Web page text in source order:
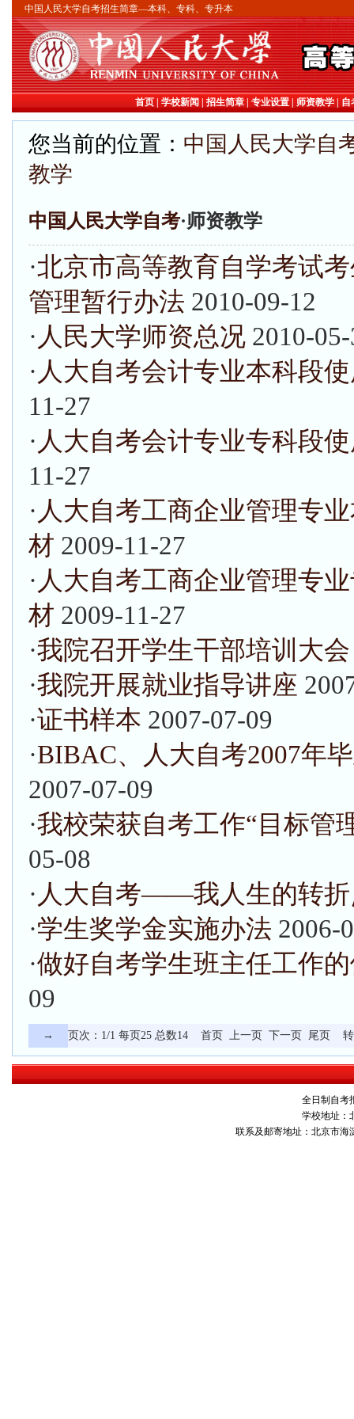
中国人民大学自考招生简章—本科、专科、专升本
首页| 学校新闻 招生简章| 专业设置| 师资教学| 自
您当前的位置： 中国人民大学自
教学
中国人民大学自考·师资教学
·北京市高等教育自学考试
管理暂行办法 2010-09-12
· 人民大学师资总况 2010-
· 人大自考会计专业本科段
11-27
· 人大自考会计专业专科段
11-27
· 人大自考工商企业管理专
材 2009-11-27
· 人大自考工商企业管理专
材 2009-11-27
·我院召开学生干部培训大会
·我院开展就业指导讲座
·证书样本 2007-07-09
·BIBAC、人大自考2007年
2007-07-09
·我校荣获自考工作“目标管
05-08
· 人大自考——我人生的转
·学生奖学金实施办法 2006-
·做好自考学生班主任工作
09
→ 页次：1/1 每页25 总数14 首页 上一页 下一页 尾页
全日制自考
学校地址：
联系及邮寄地址：北京市海